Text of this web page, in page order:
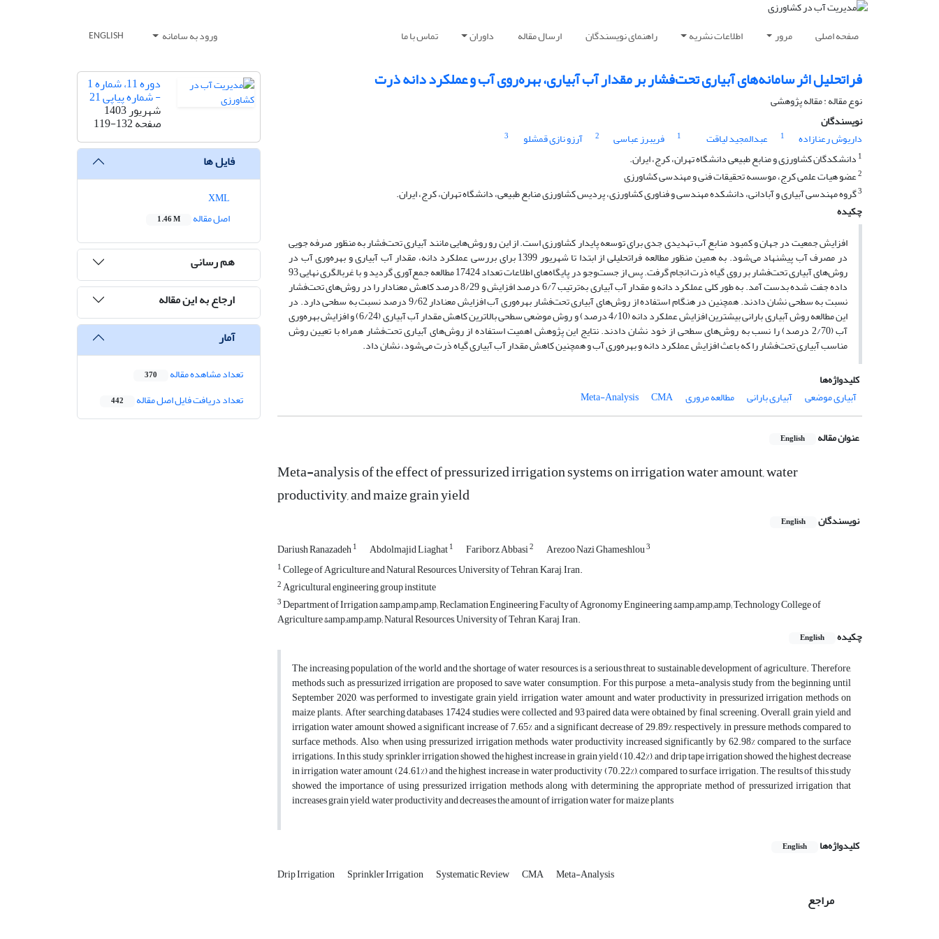
صفحه اصلی مرور اطلاعات نشریه راهنمای نویسندگان ارسال مقاله داوران تماس با ما ورود به سامانه ENGLISH
فراتحلیل اثر سامانه‌های آبیاری تحت‌فشار بر مقدار آب آبیاری، بهره‌روی آب و عملکرد دانه ذرت
نوع مقاله : مقاله پژوهشی
نویسندگان
داریوش رعنازاده
1 عبدالمجید لیاقت 1 فریبرز عباسی 2 آرزو نازی قمشلو
3
1 دانشکدگان کشاورزی و منابع طبیعی دانشگاه تهران، کرج، ایران.
2عضو هیات علمی کرج، موسسه تحقیقات فنی و مهندسی کشاورزی
3گروه مهندسی آبیاری و آبادانی، دانشکده مهندسی و فناوری کشاورزی، پردیس کشاورزی منابع طبیعی، دانشگاه تهران، کرج، ایران.
چکیده
افزایش جمعیت در جهان و کمبود منابع آب تهدیدی جدی برای توسعه پایدار کشاورزی است. از این رو روش‌هایی مانند آبیاری تحت‌فشار به منظور صرفه جویی
در مصرف آب پیشنهاد می‌شود. به همین منظور مطالعه فراتحلیلی از ابتدا تا شهریور 1399 برای بررسی عملکرد دانه، مقدار آب آبیاری و بهره‌وری آب در
روش‌های آبیاری تحت‌فشار بر روی گیاه ذرت انجام گرفت. پس از جست‌وجو در پایگاه‌های اطلاعات تعداد 17424 مطالعه جمع‌آوری گردید و با غربالگری نهایی 93
داده جفت شده بدست آمد. به طور کلی عملکرد دانه و مقدار آب آبیاری به‌ترتیب 6/7 درصد افزایش و 8/29 درصد کاهش معنادار را در روش‌های تحت‌فشار
نسبت به سطحی نشان دادند. همچنین در هنگام استفاده از روش‌های آبیاری تحت‌فشار بهره‌وری آب افزایش معنادار 9/62 درصد نسبت به سطحی دارد. در
این مطالعه روش‌ آبیاری بارانی بیشترین افزایش عملکرد دانه (4/10 درصد) و روش موضعی سطحی بالاترین کاهش مقدار آب آبیاری (6/24) و افزایش بهره‌وری
آب (2/70 درصد) را نسب به روش‌های سطحی از خود نشان دادند. نتایج این پژوهش اهمیت استفاده از روش‌های آبیاری تحت‌فشار همراه با تعیین روش
مناسب آبیاری تحت‌فشار را که باعث افزایش عملکرد دانه و بهره‌وری آب و همچنین کاهش مقدار آب آبیاری گیاه ذرت می‌شود، نشان داد.
کلیدواژه‌ها
آبیاری موضعی
آبیاری بارانی مطالعه مروری Meta-Analysis CMA
عنوان مقاله English
Meta-analysis of the effect of pressurized irrigation systems on irrigation water amount, water
productivity, and maize grain yield
نویسندگان English
Dariush Ranazadeh1 Abdolmajid Liaghat1 Fariborz Abbasi2 Arezoo Nazi Ghameshlou3
1College of Agriculture and Natural Resources, University of Tehran, Karaj, Iran.
2Agricultural engineering group institute
3Department of Irrigation &amp;amp;amp; Reclamation Engineering Faculty of Agronomy Engineering &amp;amp;amp; Technology College of
Agriculture &amp;amp;amp; Natural Resources, University of Tehran, Karaj, Iran.
چکیده
English
The increasing population of the world and the shortage of water resources, is a serious threat to sustainable development of agriculture. Therefore,
methods such as pressurized irrigation are proposed to save water consumption. For this purpose, a meta-analysis study from the beginning until
September 2020, was performed to investigate grain yield, irrigation water amount and water productivity in pressurized irrigation methods on
maize plants. After searching databases, 17424 studies were collected and 93 paired data were obtained by final screening. Overall, grain yield and
irrigation water amount showed a significant increase of 7.65% and a significant decrease of 29.89%, respectively, in pressure methods compared to
surface methods. Also, when using pressurized irrigation methods, water productivity increased significantly by 62.98% compared to the surface
irrigations. In this study, sprinkler irrigation showed the highest increase in grain yield (10.42%), and drip tape irrigation showed the highest decrease
in irrigation water amount (24.61%) and the highest increase in water productivity (70.22%), compared to surface irrigation. The results of this study
showed the importance of using pressurized irrigation methods along with determining the appropriate method of pressurized irrigation that
increases grain yield, water productivity and decreases the amount of irrigation water for maize plants
کلیدواژه‌ها English
Drip Irrigation Sprinkler Irrigation Systematic Review CMA Meta-Analysis
مراجع
دوره 11، شماره 1
- شماره پیاپی 21
شهریور 1403
صفحه119-132
فایل ها
اصل مقاله
1.46 M
هم رسانی
ارجاع به این مقاله
آمار
تعداد مشاهده مقاله 370
تعداد دریافت فایل اصل مقاله 442